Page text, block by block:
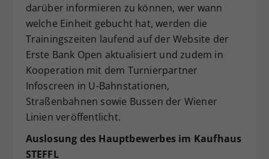
darüber informieren zu können, wer wann
welche Einheit gebucht hat, werden die
Trainingszeiten laufend auf der Website der
Erste Bank Open aktualisiert und zudem in
Kooperation mit dem Turnierpartner
Infoscreen in U-Bahnstationen,
Straßenbahnen sowie Bussen der Wiener
Linien veröffentlicht.
Auslosung des Hauptbewerbes im Kaufhaus
STEFFL